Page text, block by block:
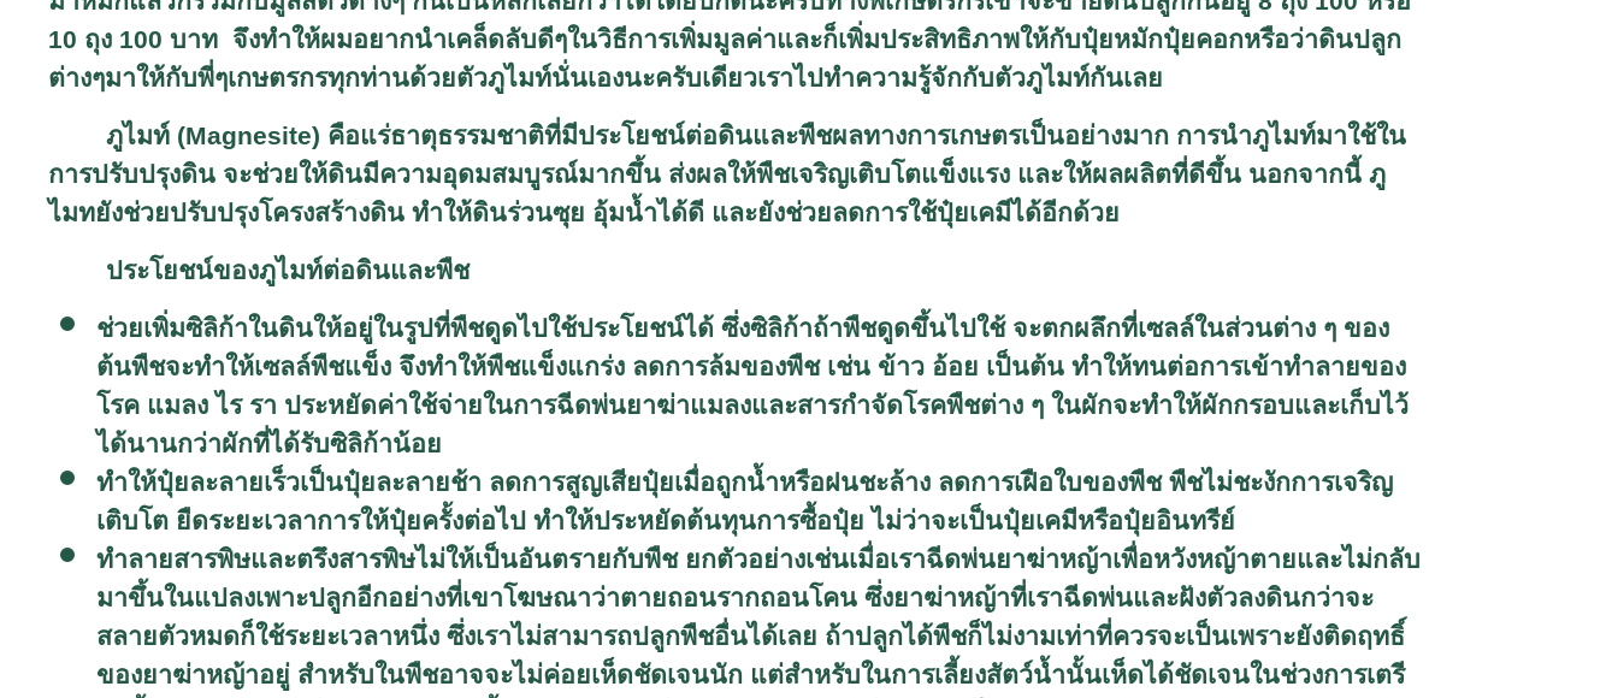
10 ถุง 100 บาท จึงทำให้ผมอยากนำเคล็ดลับดีๆในวิธีการเพิ่มมูลค่าและก็เพิ่มประสิทธิภาพให้กับปุ๋ยหมักปุ๋ยคอกหรือว่าดินปลูก
ต่างๆมาให้กับพี่ๆเกษตรกรทุกท่านด้วยตัวภูไมท์นั่นเองนะครับเดียวเราไปทำความรู้จักกับตัวภูไมท์กันเลย
ภูไมท์ (Magnesite) คือแร่ธาตุธรรมชาติที่มีประโยชน์ต่อดินและพืชผลทางการเกษตรเป็นอย่างมาก การนำภูไมท์มาใช้ใน
การปรับปรุงดิน จะช่วยให้ดินมีความอุดมสมบูรณ์มากขึ้น ส่งผลให้พืชเจริญเติบโตแข็งแรง และให้ผลผลิตที่ดีขึ้น นอกจากนี้ ภู
ไมทยังช่วยปรับปรุงโครงสร้างดิน ทำให้ดินร่วนซุย อุ้มน้ำได้ดี และยังช่วยลดการใช้ปุ๋ยเคมีได้อีกด้วย
ประโยชน์ของภูไมท์ต่อดินและพืช
ช่วยเพิ่มซิลิก้าในดินให้อยู่ในรูปที่พืชดูดไปใช้ประโยชน์ได้ ซึ่งซิลิก้าถ้าพืชดูดขึ้นไปใช้ จะตกผลึกที่เซลล์ในส่วนต่าง ๆ ของ
ต้นพืชจะทำให้เซลล์พืชแข็ง จึงทำให้พืชแข็งแกร่ง ลดการล้มของพืช เช่น ข้าว อ้อย เป็นต้น ทำให้ทนต่อการเข้าทำลายของ
โรค แมลง ไร รา ประหยัดค่าใช้จ่ายในการฉีดพ่นยาฆ่าแมลงและสารกำจัดโรคพืชต่าง ๆ ในผักจะทำให้ผักกรอบและเก็บไว้
ได้นานกว่าผักที่ได้รับซิลิก้าน้อย
ทำให้ปุ๋ยละลายเร็วเป็นปุ๋ยละลายช้า ลดการสูญเสียปุ๋ยเมื่อถูกน้ำหรือฝนชะล้าง ลดการเฝือใบของพืช พืชไม่ชะงักการเจริญ
เติบโต ยืดระยะเวลาการให้ปุ๋ยครั้งต่อไป ทำให้ประหยัดต้นทุนการซื้อปุ๋ย ไม่ว่าจะเป็นปุ๋ยเคมีหรือปุ๋ยอินทรีย์
ทำลายสารพิษและตรึงสารพิษไม่ให้เป็นอันตรายกับพืช ยกตัวอย่างเช่นเมื่อเราฉีดพ่นยาฆ่าหญ้าเพื่อหวังหญ้าตายและไม่กลับ
มาขึ้นในแปลงเพาะปลูกอีกอย่างที่เขาโฆษณาว่าตายถอนรากถอนโคน ซึ่งยาฆ่าหญ้าที่เราฉีดพ่นและฝังตัวลงดินกว่าจะ
สลายตัวหมดก็ใช้ระยะเวลาหนึ่ง ซึ่งเราไม่สามารถปลูกพืชอื่นได้เลย ถ้าปลูกได้พืชก็ไม่งามเท่าที่ควรจะเป็นเพราะยังติดฤทธิ์
ของยาฆ่าหญ้าอยู่ สำหรับในพืชอาจจะไม่ค่อยเห็ดชัดเจนนัก แต่สำหรับในการเลี้ยงสัตว์น้ำนั้นเห็ดได้ชัดเจนในช่วงการเตรี